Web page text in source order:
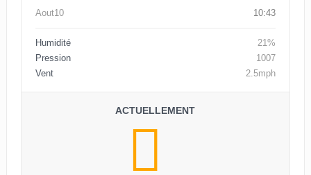
Aout10 10:43
Humidité
21%
Pression
1007
Vent
2.5mph
ACTUELLEMENT